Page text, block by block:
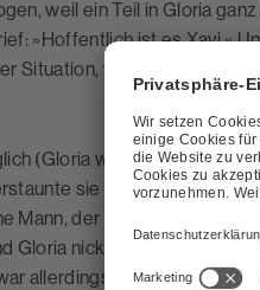
weil ein Teil in Gloria
»Hoffentlich ist es Xavi.«
Situation, wo man sich das
(Gloria war sich jetzt
sie vor allem, weil
Mann, der ihr noch vor ein
Gloria nickte, dabei war es
allerdings auch, dass sie